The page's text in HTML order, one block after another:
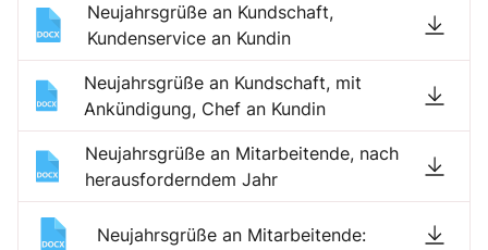
Neujahrsgrüße an Kundschaft,
Kundenservice an Kundin
Neujahrsgrüße an Kundschaft, mit
Ankündigung, Chef an Kundin
Neujahrsgrüße an Mitarbeitende, nach
herausforderndem Jahr
Neujahrsgrüße an Mitarbeitende: